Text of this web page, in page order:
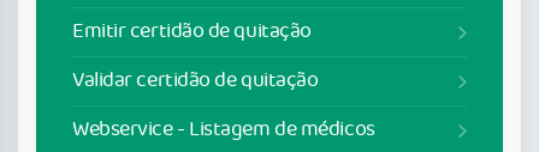
Emitir certidão de quitação
Validar certidão de quitação
Webservice - Listagem de médicos